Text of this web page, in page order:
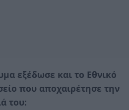
εξέδωσε και το Εθνικό
που αποχαιρέτησε την
του: